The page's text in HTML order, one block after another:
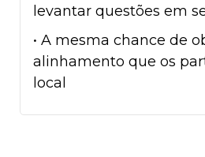
levantar questões em
• A mesma chance de
alinhamento que os
local